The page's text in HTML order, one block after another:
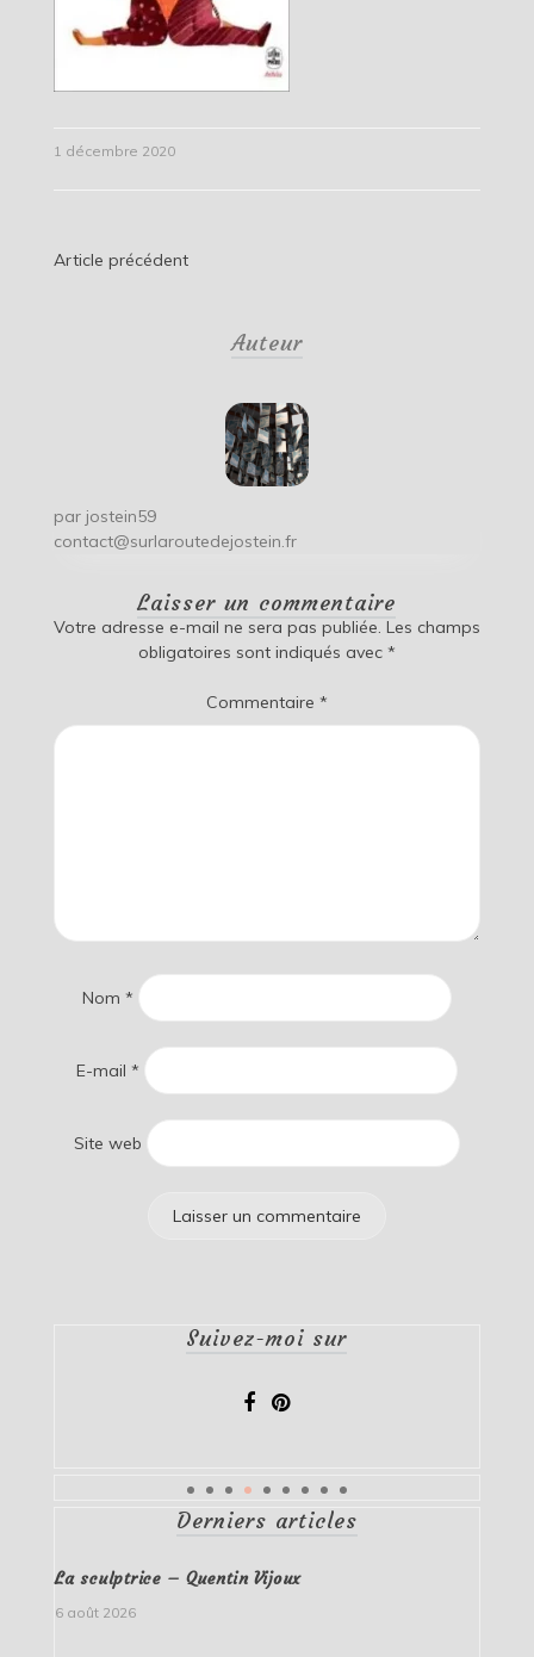
1 décembre 2020
Navigation
Article précédent
Auteur
par jostein59
contact@surlaroutedejostein.fr
Laisser un commentaire
Votre adresse e-mail ne sera pas publiée. Les champs
obligatoires sont indiqués avec *
Commentaire *
Nom *
E-mail *
Site web
Suivez-moi sur
Derniers articles
La sculptrice – Quentin Vijoux
6 août 2026